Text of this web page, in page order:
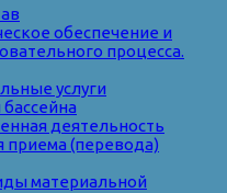
обеспечение и
процесса.
услуги
деятельность
приема (перевода)
материальной